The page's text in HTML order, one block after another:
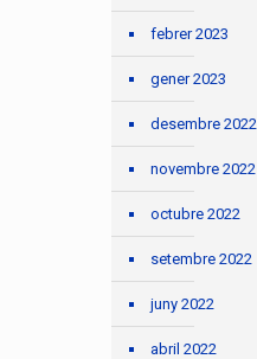
febrer 2023
gener 2023
desembre 2022
novembre 2022
octubre 2022
setembre 2022
juny 2022
abril 2022